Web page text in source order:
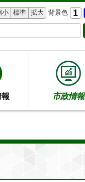
小 標準 拡大 背景色
市政情報